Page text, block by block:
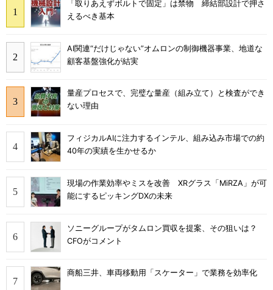
「取りあえずボルトで固定」は禁物 締結部設計で押さ
えるべき基本
AI関連“だけじゃない”オムロンの制御機器事業、地道な
顧客基盤強化が結実
量産プロセスで、完璧な量産（組み立て）と検査ができ
ない理由
フィジカルAIに注力するインテル、組み込み市場での約
40年の実績を生かせるか
現場の作業効率やミスを改善 XRグラス「MiRZA」が可
能にするピッキングDXの未来
ソニーグループがタムロン買収を提案、その狙いは？
CFOがコメント
商船三井、車両移動用「スケーター」で業務を効率化